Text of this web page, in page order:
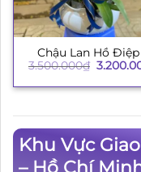
Chậu Lan Hồ Điệp
3.500.000₫ Giá
là:
Khu Vực
– Hồ Chí